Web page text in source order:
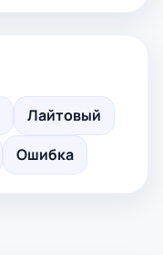
Лайтовый
Ошибка